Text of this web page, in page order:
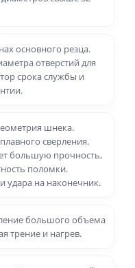
основного резца.
отверстий для
срока службы и
шнека.
сверления.
большую прочность,
поломки.
удара на наконечник.
большого объема
трение и нагрев.